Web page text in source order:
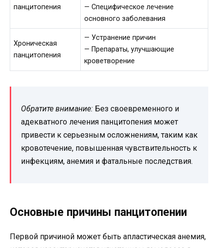
панцитопения
— Специфическое лечение
основного заболевания
Хроническая
панцитопения
— Устранение причин
— Препараты, улучшающие
кроветворение
Обратите внимание: Без своевременного и
адекватного лечения панцитопения может
привести к серьезным осложнениям, таким как
кровотечение, повышенная чувствительность к
инфекциям, анемия и фатальные последствия.
Основные причины панцитопении
Первой причиной может быть апластическая анемия,